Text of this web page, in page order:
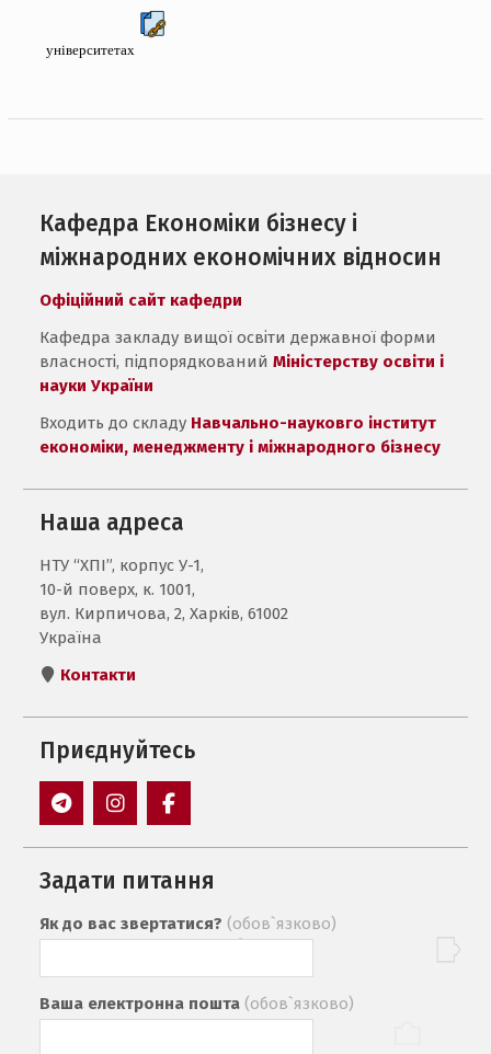
університетах
Кафедра Економіки бізнесу і
міжнародних економічних відносин
Офіційний сайт кафедри
Кафедра закладу вищої освіти державної форми
власності, підпорядкованийМіністерству освіти і
науки України
Входить до складу Навчально-науковго інститут
економіки, менеджменту і міжнародного бізнесу
Наша адреса
НТУ “ХПІ”, корпус У-1,
10-й поверх, к. 1001,
вул. Кирпичова, 2, Харків, 61002
Україна
Контакти
Приєднуйтесь
Задати питання
Як до вас звертатися? (обов`язково)
Ваша електронна пошта (обов`язково)